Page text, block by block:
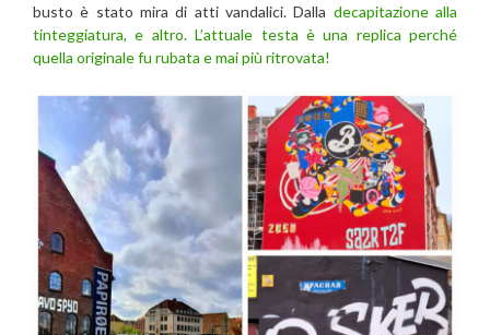
busto è stato mira di atti vandalici. Dalla decapitazione alla
tinteggiatura, e altro. L’attuale testa è una replica perché
quella originale fu rubata e mai più ritrovata!